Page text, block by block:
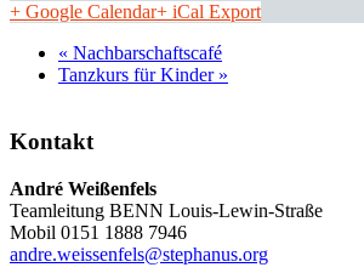
+ Google Calendar+ iCal Export
« Nachbarschaftscafé
Tanzkurs für Kinder »
Kontakt
André Weißenfels
Teamleitung BENN Louis-Lewin-Straße
Mobil 0151 1888 7946
andre.weissenfels@stephanus.org